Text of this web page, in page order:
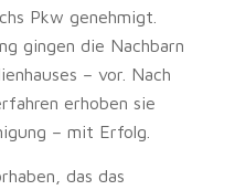
Pkw genehmigt.
gingen die Nachbarn
– vor. Nach
erhoben sie
– mit Erfolg.
das das